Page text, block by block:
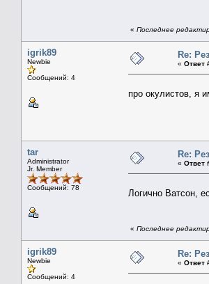
« Последнее
igrik89
Newbie
Сообщений: 4
Re:
« Ответ
про окулистов, я
tar
Administrator
Jr. Member
Сообщений: 78
Re:
« Ответ
Логично Ватсон,
« Последнее
igrik89
Newbie
Сообщений: 4
Re:
« Ответ